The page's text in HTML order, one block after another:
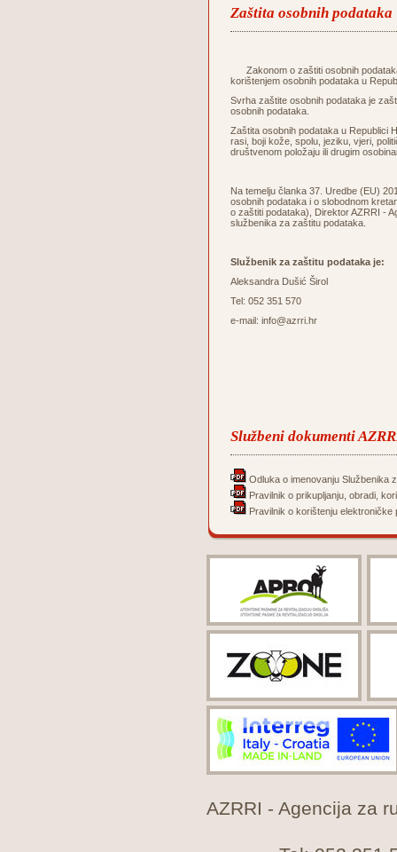
Zaštita osobnih podataka
Zakonom o zaštiti osobnih
korištenjem osobnih podataka u
Svrha zaštite osobnih podataka je
osobnih podataka.
Zaštita osobnih podataka u Republici
rasi, boji kože, spolu, jeziku, vjeri,
društvenom položaju ili drugim
Na temelju članka 37. Uredbe (EU)
osobnih podataka i o slobodnom
o zaštiti podataka), Direktor AZRRI -
službenika za zaštitu podataka.
Službenik za zaštitu podataka je:
Aleksandra Dušić Širol
Tel: 052 351 570
e-mail: info@azrri.hr
Službeni dokumenti
Odluka o imenovanju Službenika
Pravilnik o prikupljanju, obradi,
Pravilnik o korištenju elektroničke
AZRRI - Agencija za